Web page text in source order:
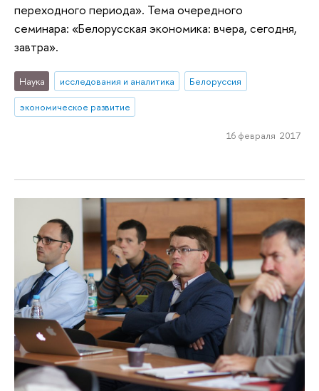
переходного периода». Тема очередного
семинара: «Белорусская экономика: вчера, сегодня,
завтра».
Наука исследования и аналитика
Белоруссия
экономическое развитие
16 февраля 2017